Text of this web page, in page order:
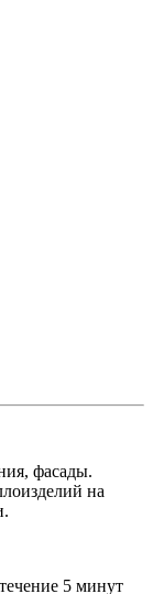
фасады.
на
5 минут